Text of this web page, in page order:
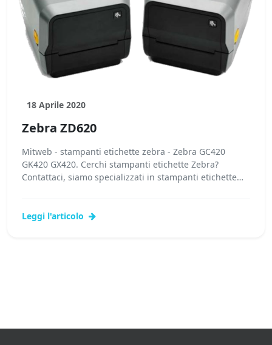
18 Aprile 2020
Zebra ZD620
Mitweb - stampanti etichette zebra - Zebra GC420
GK420 GX420. Cerchi stampanti etichette Zebra?
Contattaci, siamo specializzati in stampanti etichette
Leggi l'articolo